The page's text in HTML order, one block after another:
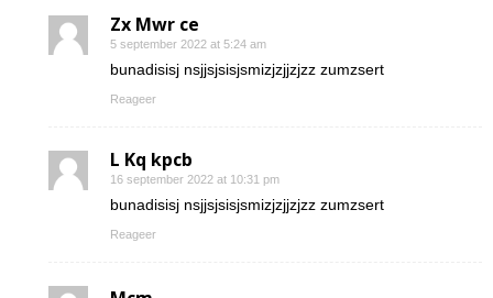
Zx Mwr ce
5 september 2022 at 5:24 am
bunadisisj nsjjsjsisjsmizjzjjzjzz zumzsert
Reageer
L Kq kpcb
16 september 2022 at 10:31 pm
bunadisisj nsjjsjsisjsmizjzjjzjzz zumzsert
Reageer